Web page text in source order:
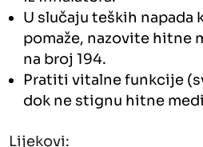
U slučaju teških napada
pomaže, nazovite hitne
na broj 194.
Pratiti vitalne funkcije
dok ne stignu hitne
Lijekovi: